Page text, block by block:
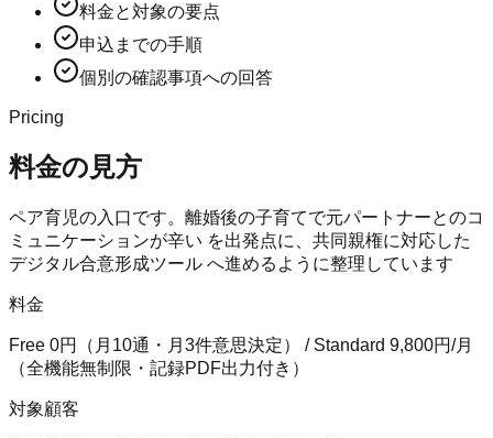
料金と対象の要点
申込までの手順
個別の確認事項への回答
Pricing
料金の見方
ペア育児の入口です。離婚後の子育てで元パートナーとのコ
ミュニケーションが辛い を出発点に、共同親権に対応した
デジタル合意形成ツール へ進めるように整理しています
料金
Free 0円（月10通・月3件意思決定） / Standard 9,800円/月
（全機能無制限・記録PDF出力付き）
対象顧客